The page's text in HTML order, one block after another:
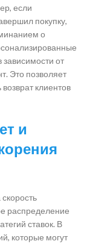
если
покупку,
о
от
Это позволяет
клиентов
и
распределение
ставок. В
которые могут